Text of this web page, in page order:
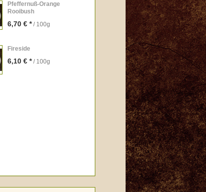
Pfeffernuß-Orange
Rooibush
6,70 € * / 100g
Fireside
6,10 € * / 100g